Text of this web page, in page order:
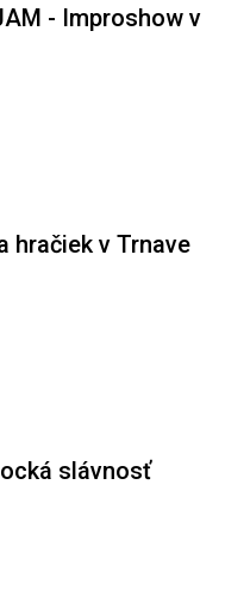
- Improshow v
hračiek v Trnave
slávnosť